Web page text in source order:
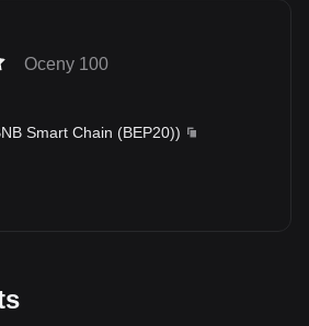
Oceny 100
Smart Chain (BEP20))